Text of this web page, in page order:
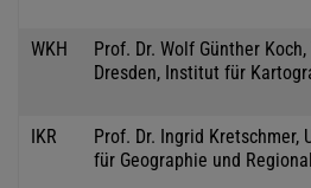
WKH
Prof. Dr. Wolf Günther
Dresden, Institut für
IKR
Prof. Dr. Ingrid Kretschmer,
für Geographie und